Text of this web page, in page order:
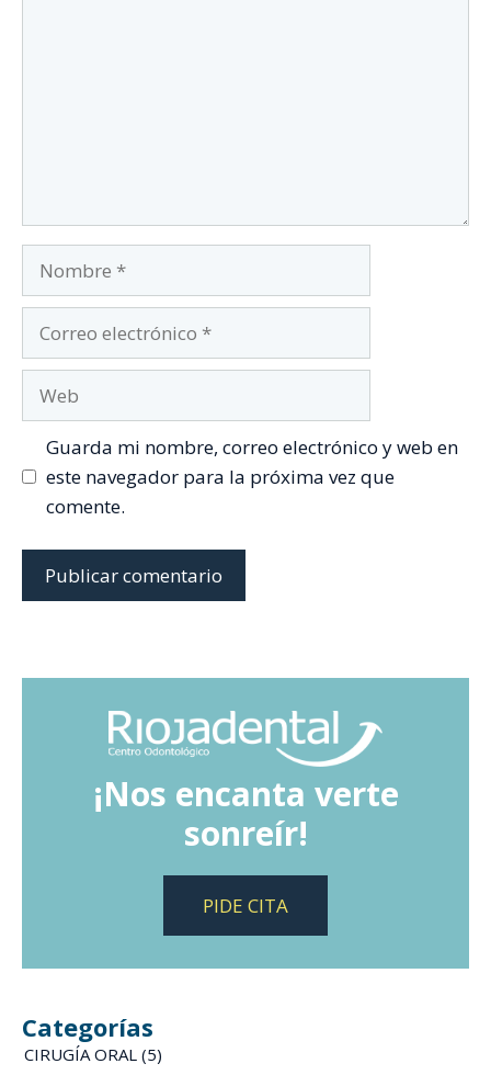
Nombre
Correo
Web
Guarda mi nombre, correo electrónico y web en
este navegador para la próxima vez que
comente.
¡Nos encanta verte
sonreír!
PIDE CITA
Categorías
CIRUGÍA ORAL (5)